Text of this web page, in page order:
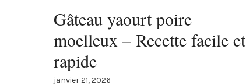
Gâteau yaourt poire
moelleux – Recette facile et
rapide
janvier 21, 2026